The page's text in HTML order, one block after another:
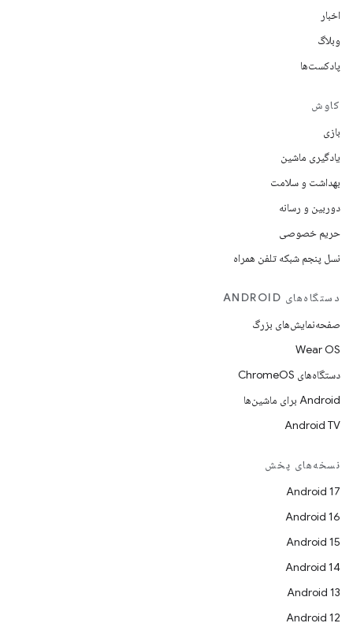
اخبار
وبلاگ
پادکست‌ها
کاوش
بازی
یادگیری ماشین
بهداشت و سلامت
دوربین و رسانه
حریم خصوصی
نسل پنجم شبکه تلفن همراه
دستگاه‌های ANDROID
صفحه‌نمایش‌های بزرگ
Wear OS
دستگاه‌های ChromeOS
Android برای ماشین‌ها
Android TV
نسخه‌های پخش
Android 17
Android 16
Android 15
Android 14
Android 13
Android 12